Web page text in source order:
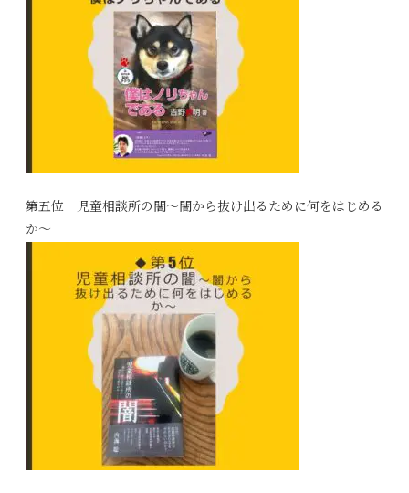
第五位 児童相談所の闇～闇から抜け出るために何をはじめる
か～